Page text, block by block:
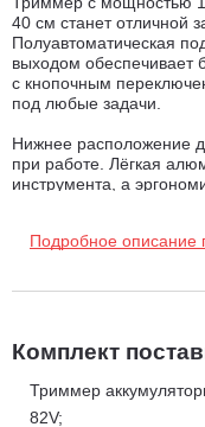
40 см станет отличной
Полуавтоматическая
выходом обеспечивает
с кнопочным
под любые задачи.
Нижнее расположение
при работе. Лёгкая
инструмента, а
равномерно
Триммер с
(1,6 л. с)станет
инструменту.
Подробное описание
Комплект
Триммер
82V;